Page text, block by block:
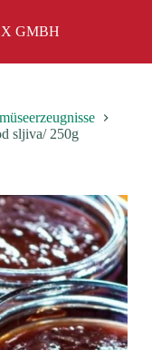
GMBH
sljiva/ 250g